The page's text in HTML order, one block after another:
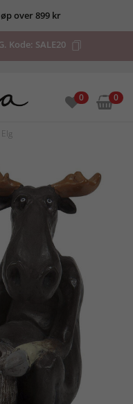
over 899 kr
Kode: SALE20
0 0